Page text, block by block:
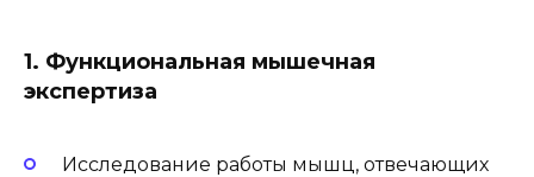
1. Функциональная мышечная
экспертиза
Исследование работы мышц, отвечающих